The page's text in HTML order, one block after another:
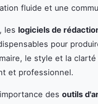
fluide et une
les logiciels de
pour
le style et la
et professionnel.
des outils